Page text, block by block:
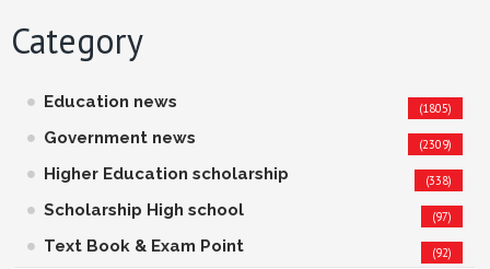
Category
Education news (1805)
Government news (2309)
Higher Education scholarship (338)
Scholarship High school (97)
Text Book & Exam Point (92)